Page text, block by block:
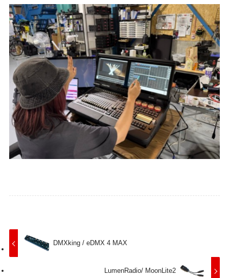
DMXking / eDMX 4 MAX
LumenRadio/ MoonLite2